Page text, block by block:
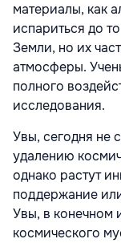
материалы, как
испариться до
Земли, но их
атмосферы.
полного
исследования.
Увы, сегодня не
удалению
однако растут
поддержание
Увы, в конечном
космического